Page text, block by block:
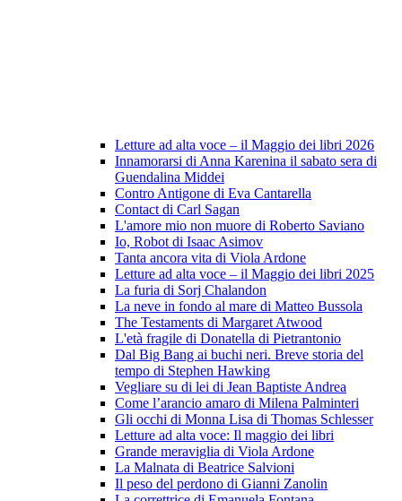
Letture ad alta voce – il Maggio dei libri 2026
Innamorarsi di Anna Karenina il sabato sera di
Guendalina Middei
Contro Antigone di Eva Cantarella
Contact di Carl Sagan
L'amore mio non muore di Roberto Saviano
Io, Robot di Isaac Asimov
Tanta ancora vita di Viola Ardone
Letture ad alta voce – il Maggio dei libri 2025
La furia di Sorj Chalandon
La neve in fondo al mare di Matteo Bussola
The Testaments di Margaret Atwood
L'età fragile di Donatella di Pietrantonio
Dal Big Bang ai buchi neri. Breve storia del
tempo di Stephen Hawking
Vegliare su di lei di Jean Baptiste Andrea
Come l’arancio amaro di Milena Palminteri
Gli occhi di Monna Lisa di Thomas Schlesser
Letture ad alta voce: Il maggio dei libri
Grande meraviglia di Viola Ardone
La Malnata di Beatrice Salvioni
Il peso del perdono di Gianni Zanolin